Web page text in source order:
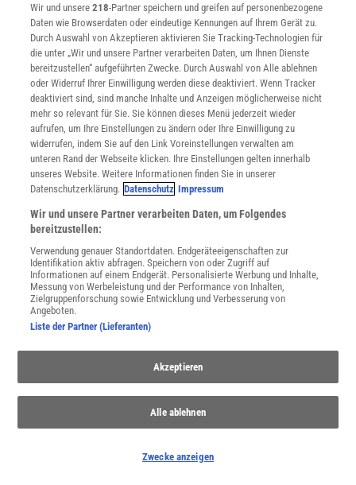
Für Sie im Spektrum-Shop und am Kiosk:
WEITERE NEUERSCHEINUNGEN SPEKTRUM SHOP
Spektrum.de-Newsletter abonnieren
JETZT ANMELDEN!
Sie können unsere Newsletter jederzeit wieder abbestellen. Infos zu unserem Umgang
mit Ihren personenbezogenen Daten finden Sie in unserer
SERVICES
Wir und unsere218-Partner speichern und greifen auf personenbezogene
Daten wie Browserdaten oder eindeutige Kennungen auf Ihrem Gerät zu.
Durch Auswahl von Akzeptieren aktivieren Sie Tracking-Technologien für
die unter „Wir und unsere Partner verarbeiten Daten, um Ihnen Dienste
bereitzustellen“ aufgeführten Zwecke. Durch Auswahl von Alle ablehnen
oder Widerruf Ihrer Einwilligung werden diese deaktiviert. Wenn Tracker
deaktiviert sind, sind manche Inhalte und Anzeigen möglicherweise nicht
mehr so relevant für Sie. Sie können dieses Menü jederzeit wieder
aufrufen, um Ihre Einstellungen zu ändern oder Ihre Einwilligung zu
widerrufen, indem Sie auf den Link Voreinstellungen verwalten am
unteren Rand der Webseite klicken. Ihre Einstellungen gelten innerhalb
unseres Website. Weitere Informationen finden Sie in unserer
Datenschutzerklärung. Datenschutz Impressum
Wir und unsere Partner verarbeiten Daten, um Folgendes
bereitzustellen:
Verwendung genauer Standortdaten. Endgeräteeigenschaften zur
Identifikation aktiv abfragen. Speichern von oder Zugriff auf
Informationen auf einem Endgerät. Personalisierte Werbung und Inhalte,
Messung von Werbeleistung und der Performance von Inhalten,
Zielgruppenforschung sowie Entwicklung und Verbesserung von
Angeboten.
Liste der Partner (Lieferanten)
Akzeptieren
Alle ablehnen
Zwecke anzeigen